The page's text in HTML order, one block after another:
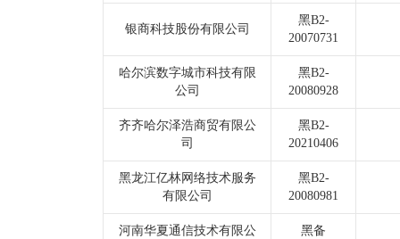
银商科技股份有限公司
黑B2-
20070731
哈尔滨数字城市科技有限
公司
黑B2-
20080928
齐齐哈尔泽浩商贸有限公
司
黑B2-
20210406
黑龙江亿林网络技术服务
有限公司
黑B2-
20080981
河南华夏通信技术有限公
黑备